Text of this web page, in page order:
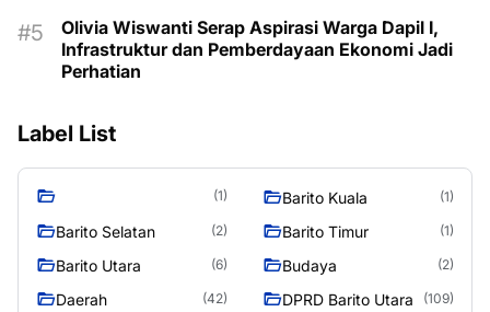
Olivia Wiswanti Serap Aspirasi Warga Dapil I,
Infrastruktur dan Pemberdayaan Ekonomi Jadi
Perhatian
Label List
(1) Barito Kuala (1)
Barito Selatan (2) Barito Timur (1)
Barito Utara (6) Budaya (2)
Daerah (42) DPRD Barito Utara (109)